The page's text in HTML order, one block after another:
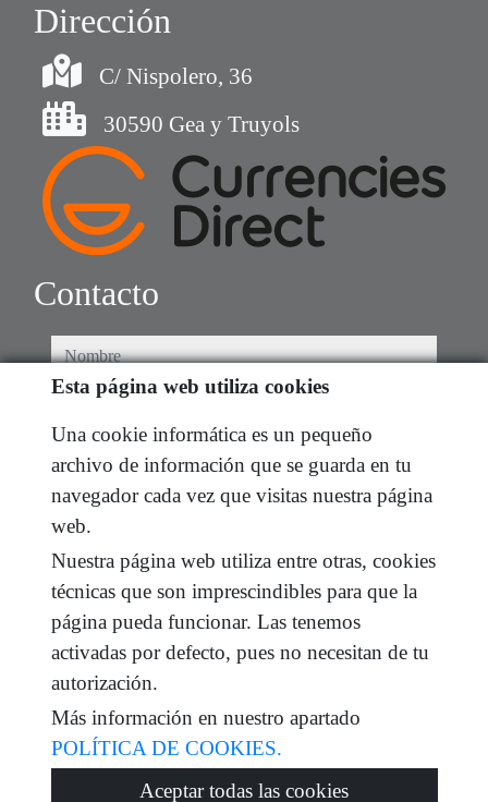
Dirección
C/ Nispolero, 36
30590 Gea y Truyols
Contacto
nombre
e-mail
He leído y acepto las condiciones de uso y
mensaje
Captcha
Esta página web utiliza cookies
Una cookie informática es un pequeño
archivo de información que se guarda en tu
navegador cada vez que visitas nuestra página
web.
Nuestra página web utiliza entre otras, cookies
técnicas que son imprescindibles para que la
página pueda funcionar. Las tenemos
activadas por defecto, pues no necesitan de tu
autorización.
Más información en nuestro apartado
POLÍTICA DE COOKIES.
Aceptar todas las cookies